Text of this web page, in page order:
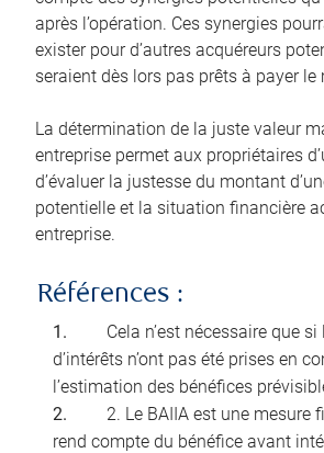
après l’opération. Ces synergies
exister pour d’autres acquéreurs
seraient dès lors pas prêts à payer le
La détermination de la juste valeur
entreprise permet aux propriétaires
d’évaluer la justesse du montant
potentielle et la situation financière
entreprise.
Références :
Cela n’est nécessaire que
d’intérêts n’ont pas été prises en
l’estimation des bénéfices
2. Le BAIIA est une mesure
rend compte du bénéfice avant